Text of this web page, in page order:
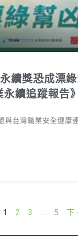
續獎恐成漂
永續追蹤報告
與台灣職業安全健康
1 2 3 ... 5 下